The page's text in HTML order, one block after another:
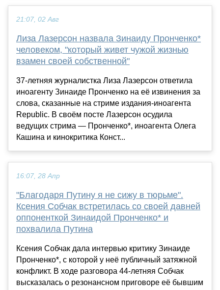
21:07, 02 Авг
Лиза Лазерсон назвала Зинаиду Пронченко*
человеком, "который живет чужой жизнью
взамен своей собственной"
37-летняя журналистка Лиза Лазерсон ответила
иноагенту Зинаиде Пронченко на её извинения за
слова, сказанные на стриме издания-иноагента
Republic. В своём посте Лазерсон осудила
ведущих стрима — Пронченко*, иноагента Олега
Кашина и кинокритика Конст...
16:07, 28 Апр
"Благодаря Путину я не сижу в тюрьме".
Ксения Собчак встретилась со своей давней
оппоненткой Зинаидой Пронченко* и
похвалила Путина
Ксения Собчак дала интервью критику Зинаиде
Пронченко*, с которой у неё публичный затяжной
конфликт. В ходе разговора 44-летняя Собчак
высказалась о резонансном приговоре её бывшим